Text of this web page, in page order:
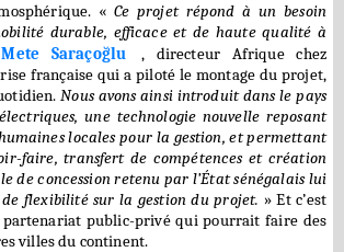
« Ce projet répond à un besoin
durable, efficace et de haute qualité à
Mete Saraçoğlu
, directeur Afrique chez
française qui a piloté le montage du projet,
Nous avons ainsi introduit dans le pays
une technologie nouvelle reposant
locales pour la gestion, et permettant
faire, transfert de compétences et création
de concession retenu par l’État sénégalais lui
flexibilité sur la gestion du projet. » Et c’est
partenariat public-privé qui pourrait faire des
villes du continent.